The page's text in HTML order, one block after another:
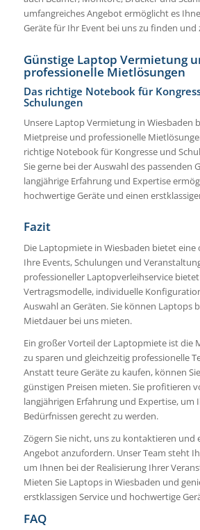
umfangreiches Angebot ermöglicht es
Geräte für Ihr Event bei uns zu finden und
Günstige Laptop Vermietung
professionelle Mietlösungen
Das richtige Notebook für
Schulungen
Unsere Laptop Vermietung in Wiesbaden
Mietpreise und professionelle
richtige Notebook für Kongresse und
Sie gerne bei der Auswahl des passenden
langjährige Erfahrung und Expertise
hochwertige Geräte und einen
Fazit
Die Laptopmiete in Wiesbaden bietet
Ihre Events, Schulungen und
professioneller Laptopverleihservice
Vertragsmodelle, individuelle
Auswahl an Geräten. Sie können Laptops
Mietdauer bei uns mieten.
Ein großer Vorteil der Laptopmiete ist die
zu sparen und gleichzeitig professionelle
Anstatt teure Geräte zu kaufen, können
günstigen Preisen mieten. Sie profitieren
langjährigen Erfahrung und Expertise, um
Bedürfnissen gerecht zu werden.
Zögern Sie nicht, uns zu kontaktieren und
Angebot anzufordern. Unser Team steht
um Ihnen bei der Realisierung Ihrer
Mieten Sie Laptops in Wiesbaden und
erstklassigen Service und hochwertige
FAQ